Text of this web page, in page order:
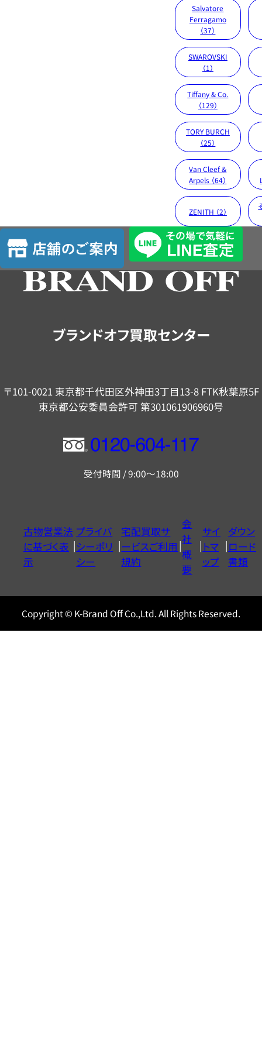
Salvatore
Ferragamo
（37）
SWAROVSKI
（1）
Tiffany & Co.
（129）
TORY BURCH
（25）
Van Cleef &
Arpels （64）
ZENITH （2）
店
舗
の
ブランドオフ買取センター
〒101-0021 東京都千代田区外神田3丁目13-8 FTK秋葉原5F
東京都公安委員会許可 第301061906960号
フ
ー
ヤ
ル
0120604117
受付時間 / 9:00～18:00
古物営業法
に基づく表
示
プライバ
シーポリ
シー
宅配買取サ
ービスご利用
規約
会
社
概
要
サイ
トマ
ップ
ダウン
ロード
書類
Copyright © K-Brand Off Co.,Ltd. All Rights Reserved.